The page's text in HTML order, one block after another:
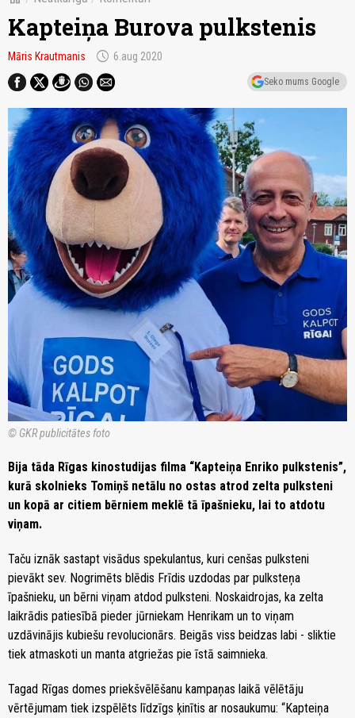
Kapteiņa Burova pulkstenis
Māris Krautmanis schedule 6.aug 2020
Seko mums Google
© GKR publicitātes foto
Bija tāda Rīgas kinostudijas filma “Kapteiņa Enriko pulkstenis”,
kurā skolnieks Tomiņš netālu no ostas atrod zelta pulksteni
un kopā ar citiem bērniem meklē tā īpašnieku, lai to atdotu
viņam.
Taču iznāk sastapt visādus spekulantus, kuri cenšas pulksteni
pievākt sev. Nogrimēts blēdis Frīdis uzdodas par pulksteņa
īpašnieku, un bērni viņam atdod pulksteni. Noskaidrojas, ka zelta
laikrādis patiesībā pieder jūrniekam Henrikam un to viņam
uzdāvinājis kubiešu revolucionārs. Beigās viss beidzas labi - sliktie
tiek atmaskoti un manta atgriežas pie īstā saimnieka.
Tagad Rīgas domes priekšvēlēšanu kampaņas laikā vēlētāju
vērtējumam tiek izspēlēts līdzīgs ķinītis ar nosaukumu: “Kapteiņa